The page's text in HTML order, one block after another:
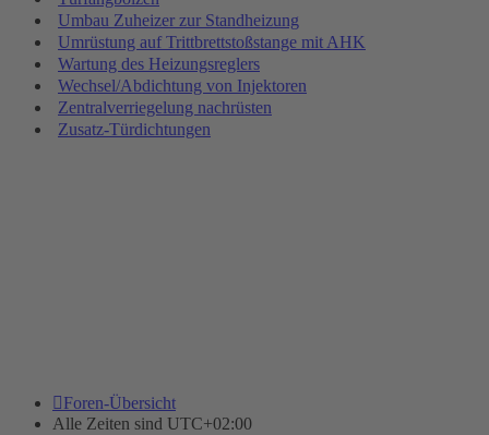
Umbau Zuheizer zur Standheizung
Umrüstung auf Trittbrettstoßstange mit AHK
Wartung des Heizungsreglers
Wechsel/Abdichtung von Injektoren
Zentralverriegelung nachrüsten
Zusatz-Türdichtungen
Foren-Übersicht
Alle Zeiten sind UTC+02:00